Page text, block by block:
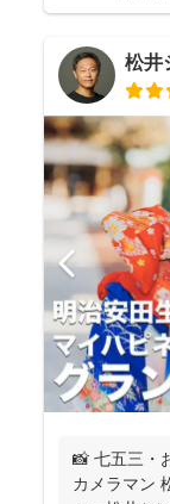
松井
📸 七五三・
カメラマン